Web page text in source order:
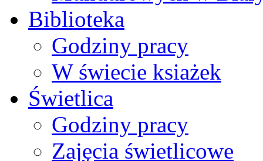
Biblioteka
Godziny pracy
W świecie ksiażek
Świetlica
Godziny pracy
Zajęcia świetlicowe